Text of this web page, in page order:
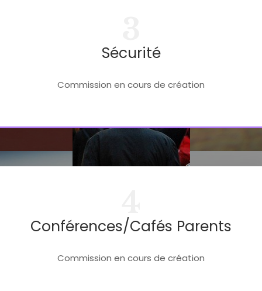
Sécurité
Commission en cours de création
Conférences/cafés Parents
Commission en cours de création